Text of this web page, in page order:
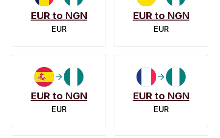
EUR to NGN
EUR
EUR to NGN
EUR
EUR to NGN
EUR
EUR to NGN
EUR